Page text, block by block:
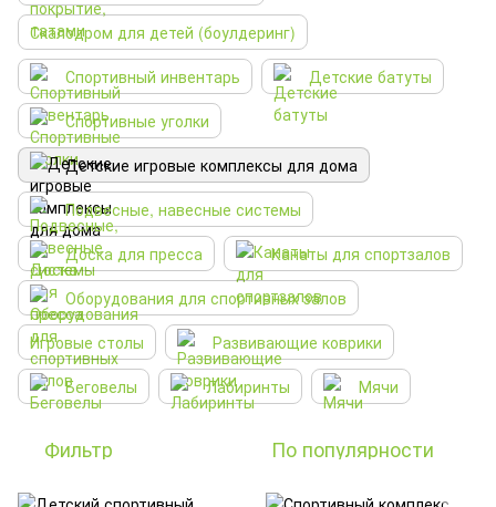
Скалодром для детей (боулдеринг)
Спортивный инвентарь
Детские батуты
Спортивные уголки
Детские игровые комплексы для дома
Подвесные, навесные системы
Доска для пресса
Канаты для спортзалов
Оборудования для спортивных залов
Игровые столы
Развивающие коврики
Беговелы
Лабиринты Мячи
Фильтр По популярности